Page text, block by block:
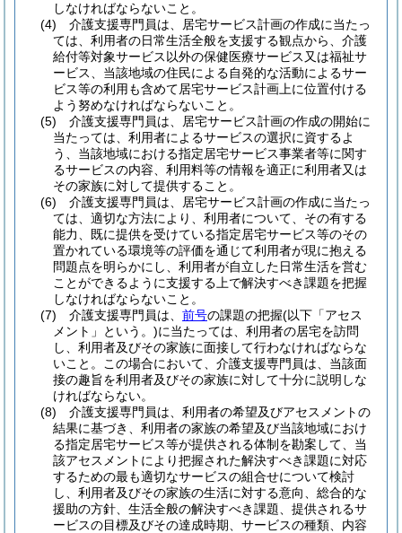
しなければならないこと。
(4)
介護支援専門員は、居宅サービス計画の作成に当たっ
ては、利用者の日常生活全般を支援する観点から、介護
給付等対象サービス以外の保健医療サービス又は福祉サ
ービス、当該地域の住民による自発的な活動によるサー
ビス等の利用も含めて居宅サービス計画上に位置付ける
よう努めなければならないこと。
(5)
介護支援専門員は、居宅サービス計画の作成の開始に
当たっては、利用者によるサービスの選択に資するよ
う、当該地域における指定居宅サービス事業者等に関す
るサービスの内容、利用料等の情報を適正に利用者又は
その家族に対して提供すること。
(6)
介護支援専門員は、居宅サービス計画の作成に当たっ
ては、適切な方法により、利用者について、その有する
能力、既に提供を受けている指定居宅サービス等のその
置かれている環境等の評価を通じて利用者が現に抱える
問題点を明らかにし、利用者が自立した日常生活を営む
ことができるように支援する上で解決すべき課題を把握
しなければならないこと。
(7)
介護支援専門員は、 前号の課題の把握(以下「アセス
メント」という。)に当たっては、利用者の居宅を訪問
し、利用者及びその家族に面接して行わなければならな
いこと。
この場合において、介護支援専門員は、当該面
接の趣旨を利用者及びその家族に対して十分に説明しな
ければならない。
(8)
介護支援専門員は、利用者の希望及びアセスメントの
結果に基づき、利用者の家族の希望及び当該地域におけ
る指定居宅サービス等が提供される体制を勘案して、当
該アセスメントにより把握された解決すべき課題に対応
するための最も適切なサービスの組合せについて検討
し、利用者及びその家族の生活に対する意向、総合的な
援助の方針、生活全般の解決すべき課題、提供されるサ
ービスの目標及びその達成時期、サービスの種類、内容